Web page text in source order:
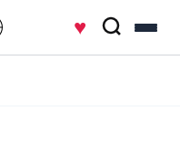
♥